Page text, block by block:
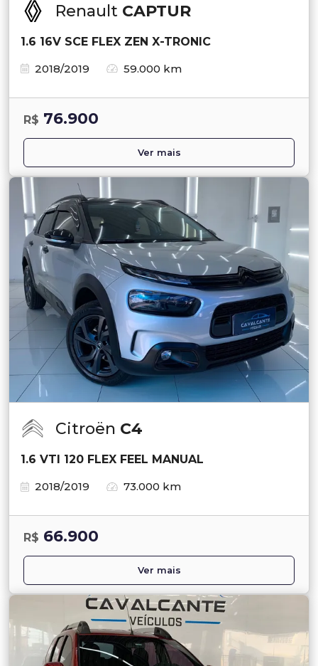
Renault CAPTUR
1.6 16V SCE FLEX ZEN X-TRONIC
2018/2019
59.000 km
R$ 76.900
Ver mais
Citroën C4
1.6 VTI 120 FLEX FEEL MANUAL
2018/2019
73.000 km
R$ 66.900
Ver mais